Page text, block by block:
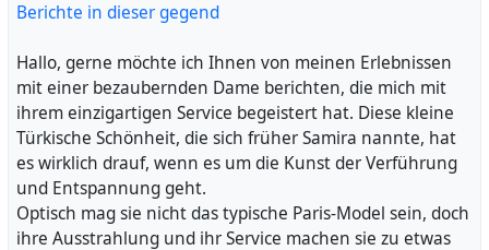
das Ganze mit einem intensiven Blasen, während Eva ein
Obwohl es hier und da Verbesserungspotenzial gab, war
ich von der süßen Anna so angetan, dass ich über
kleinere Unannehmlichkeiten hinwegsehen konnte. Ihre
Freundlichkeit und Schönheit überzeugten mich. Leider
erfuhren wir, dass die beiden Damen wahrscheinlich am
nächsten Tag weiterreisen würden, und wir nicht sicher
sein konnten, ob sie jemals nach Nürnberg zurückkehren
würden.
Berichte in dieser gegend
Hallo, gerne möchte ich Ihnen von meinen Erlebnissen
mit einer bezaubernden Dame berichten, die mich mit
ihrem einzigartigen Service begeistert hat. Diese kleine
Türkische Schönheit, die sich früher Samira nannte, hat
es wirklich drauf, wenn es um die Kunst der Verführung
und Entspannung geht.
Optisch mag sie nicht das typische Paris-Model sein, doch
ihre Ausstrahlung und ihr Service machen sie zu etwas